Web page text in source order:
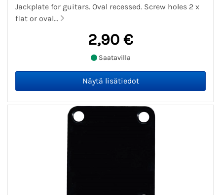
Jackplate for guitars. Oval recessed. Screw holes 2 x
flat or oval...
2,90 €
Saatavilla